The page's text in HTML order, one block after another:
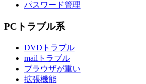
パスワード管理
PCトラブル系
DVDトラブル
mailトラブル
ブラウザが重い
拡張機能